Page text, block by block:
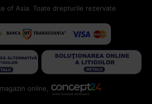
of Asia. Toate drepturile rezervate
online,